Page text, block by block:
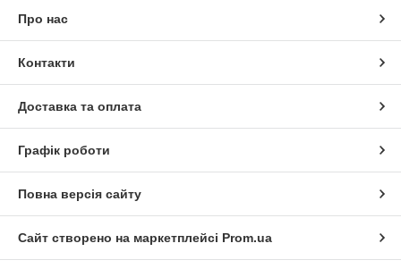
Про нас
Контакти
Доставка та оплата
Графік роботи
Повна версія сайту
Сайт створено на маркетплейсі Prom.ua